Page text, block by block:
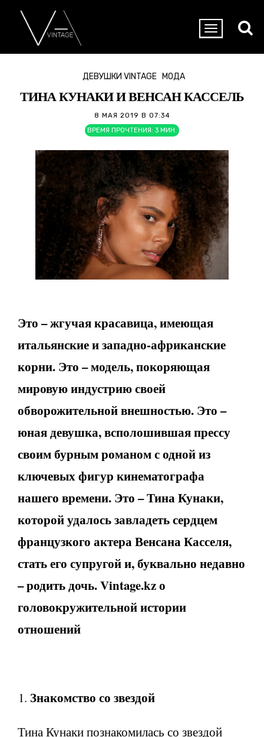
ДЕВУШКИ VINTAGE МОДА
ТИНА КУНАКИ И ВЕНСАН КАССЕЛЬ
8 МАЯ 2019 В 07:34
ВРЕМЯ ПРОЧТЕНИЯ: 3 МИН.
Это – жгучая красавица, имеющая
итальянские и западно-африканские
корни. Это – модель, покоряющая
мировую индустрию своей
обворожительной внешностью. Это –
юная девушка, всполошившая прессу
своим бурным романом с одной из
ключевых фигур кинематографа
нашего времени. Это – Тина Кунаки,
которой удалось завладеть сердцем
французкого актера Венсана Касселя,
стать его супругой и, буквально недавно
– родить дочь. Vintage.kz о
головокружительной истории
отношений
Знакомство со звездой
Тина Кунаки познакомилась со звездой